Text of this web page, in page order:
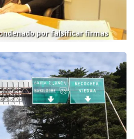
por falsificar firmas